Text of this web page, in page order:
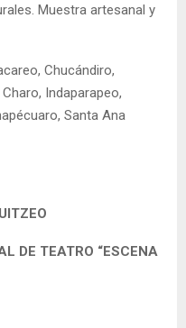
Muestra artesanal y
Chucándiro,
Indaparapeo,
Santa Ana
DE TEATRO “ESCENA